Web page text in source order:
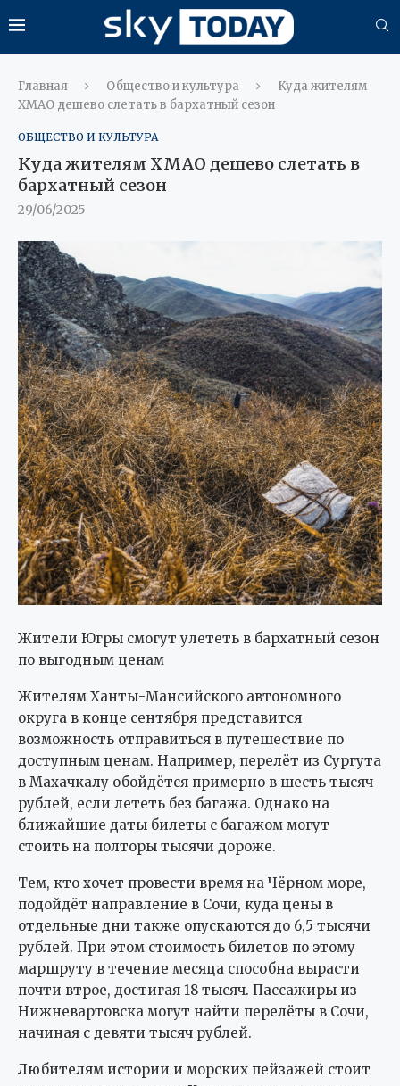
Главная Общество и культура
Куда жителям
ХМАО дешево слетать в бархатный сезон
ОБЩЕСТВО И КУЛЬТУРА
Куда жителям ХМАО дешево слетать в
бархатный сезон
29/06/2025
Жители Югры смогут улететь в бархатный сезон
по выгодным ценам
Жителям Ханты-Мансийского автономного
округа в конце сентября представится
возможность отправиться в путешествие по
доступным ценам. Например, перелёт из Сургута
в Махачкалу обойдётся примерно в шесть тысяч
рублей, если лететь без багажа. Однако на
ближайшие даты билеты с багажом могут
стоить на полторы тысячи дороже.
Тем, кто хочет провести время на Чёрном море,
подойдёт направление в Сочи, куда цены в
отдельные дни также опускаются до 6,5 тысячи
рублей. При этом стоимость билетов по этому
маршруту в течение месяца способна вырасти
почти втрое, достигая 18 тысяч. Пассажиры из
Нижневартовска могут найти перелёты в Сочи,
начиная с девяти тысяч рублей.
Любителям истории и морских пейзажей стоит